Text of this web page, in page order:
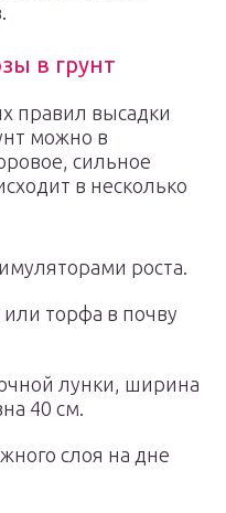
в грунт
правил высадки
можно в
сильное
в несколько
роста.
торфа в почву
лунки, ширина
40 см.
слоя на дне